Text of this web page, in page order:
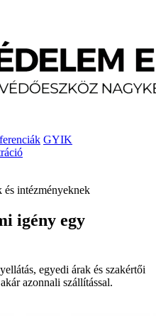
GYIK
és intézményeknek
igény egy
egyedi árak és szakértői
azonnali szállítással.